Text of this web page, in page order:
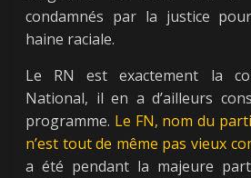
condamnés par la justice
haine raciale.
Le RN est exactement la
National, il en a d’ailleurs
programme. Le FN, nom du
n’est tout de même pas vieux
a été pendant la majeure